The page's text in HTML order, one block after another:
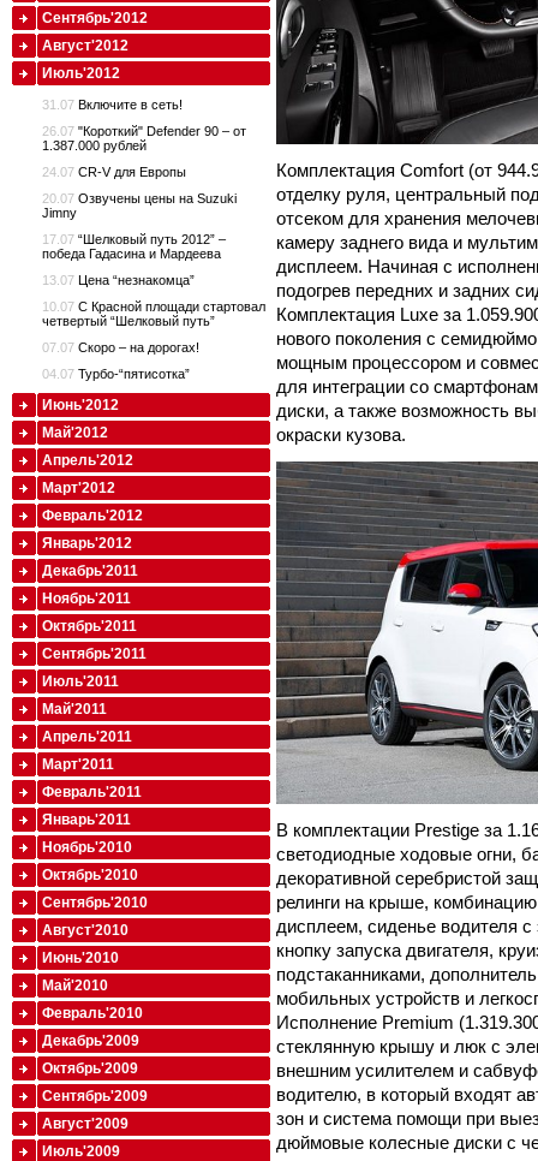
Комплектация Comfort (от
отделку руля, центральный
отсеком для хранения
камеру заднего вида и
дисплеем. Начиная с
подогрев передних и задних
Комплектация Luxe за
нового поколения с
мощным процессором и
для интеграции со
диски, а также возможность
окраски кузова.
В комплектации Prestige за
светодиодные ходовые огни,
декоративной серебристой
релинги на крыше,
дисплеем, сиденье водителя с
кнопку запуска двигателя,
подстаканниками,
мобильных устройств и
Исполнение Premium
стеклянную крышу и люк с
внешним усилителем и
водителю, в который входят
зон и система помощи при
дюймовые колесные диски с
Сентябрь'2012
Август'2012
Июль'2012
31.07 Включите в сеть!
26.07 "Короткий" Defender 90 – от
1.387.000 рублей
24.07 CR-V для Европы
20.07 Озвучены цены на Suzuki
Jimny
17.07 “Шелковый путь 2012” –
победа Гадасина и Мардеева
13.07 Цена “незнакомца”
10.07 С Красной площади стартовал
четвертый “Шелковый путь”
07.07 Скоро – на дорогах!
04.07 Турбо-“пятисотка”
Июнь'2012
Май'2012
Апрель'2012
Март'2012
Февраль'2012
Январь'2012
Декабрь'2011
Ноябрь'2011
Октябрь'2011
Сентябрь'2011
Июль'2011
Май'2011
Апрель'2011
Март'2011
Февраль'2011
Январь'2011
Ноябрь'2010
Октябрь'2010
Сентябрь'2010
Август'2010
Июнь'2010
Май'2010
Февраль'2010
Декабрь'2009
Октябрь'2009
Сентябрь'2009
Август'2009
Июль'2009